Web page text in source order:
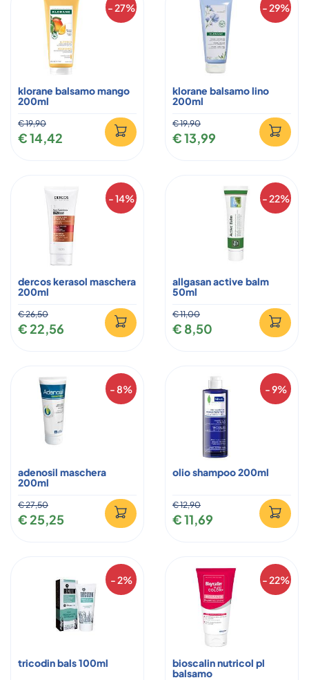
- 27%
klorane balsamo mango
200ml
€ 19,90
€ 14,42
- 29%
klorane balsamo lino
200ml
€ 19,90
€ 13,99
- 14%
dercos kerasol maschera
200ml
€ 26,50
€ 22,56
- 22%
allgasan active balm
50ml
€ 11,00
€ 8,50
- 8%
adenosil maschera
200ml
€ 27,50
€ 25,25
- 9%
olio shampoo 200ml
€ 12,90
€ 11,69
- 2%
tricodin bals 100ml
- 22%
bioscalin nutricol pl
balsamo